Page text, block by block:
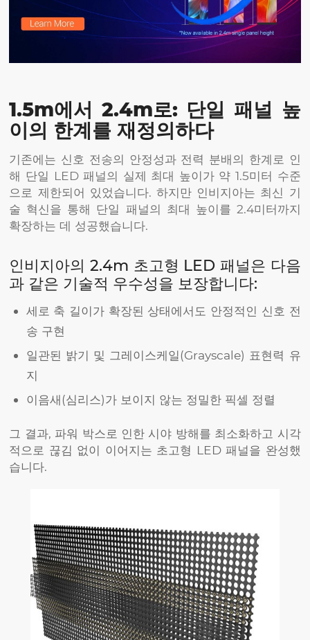
1.5m에서 2.4m로: 단일 패널 높
이의 한계를 재정의하다
기존에는 신호 전송의 안정성과 전력 분배의 한계로 인
해 단일 LED 패널의 실제 최대 높이가 약 1.5미터 수준
으로 제한되어 있었습니다. 하지만 인비지아는 최신 기
술 혁신을 통해 단일 패널의 최대 높이를 2.4미터까지
확장하는 데 성공했습니다.
인비지아의 2.4m 초고형 LED 패널은 다음
과 같은 기술적 우수성을 보장합니다:
세로 축 길이가 확장된 상태에서도 안정적인 신호 전
송 구현
일관된 밝기 및 그레이스케일(Grayscale) 표현력 유
지
이음새(심리스)가 보이지 않는 정밀한 픽셀 정렬
그 결과, 파워 박스로 인한 시야 방해를 최소화하고 시각
적으로 끊김 없이 이어지는 초고형 LED 패널을 완성했
습니다.